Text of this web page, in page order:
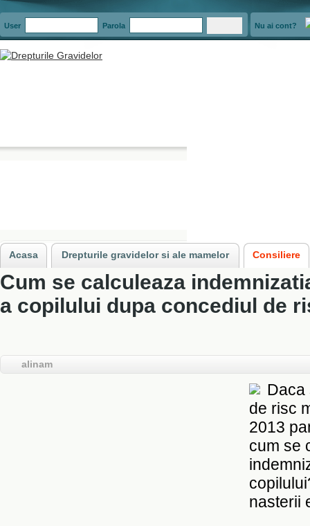
Acasa » Cum se calculeaza
Cum se calculeaza
a copilului dupa concediul de
alinam
Daca
de risc
2013
cum se
nasterii
User Parola Nu ai cont?
Acasa Drepturile gravidelor si ale mamelor Consiliere